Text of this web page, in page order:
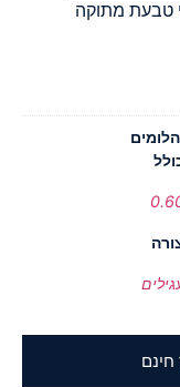
טבעת מתוקה
חינם